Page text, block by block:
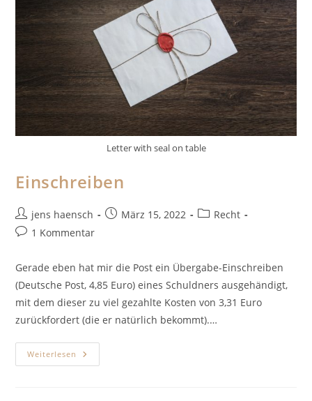
Letter with seal on table
Einschreiben
Beitrags-
Autor:
jens haensch
BeitragMärz 15, 2022
Beitrags-
Recht
Beitrags-
1 Kommentar
Gerade eben hat mir die Post ein Übergabe-Einschreiben
(Deutsche Post, 4,85 Euro) eines Schuldners ausgehändigt,
mit dem dieser zu viel gezahlte Kosten von 3,31 Euro
zurückfordert (die er natürlich bekommt).…
Weiterlesen Einschreiben